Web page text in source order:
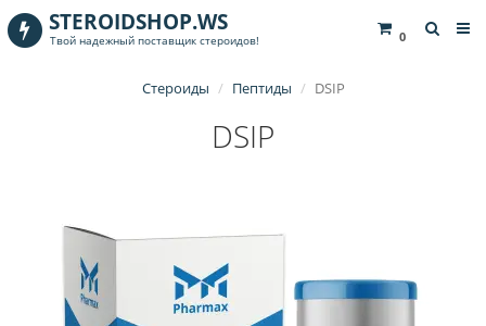
0
STEROIDSHOP.WS
Твой надежный поставщик стероидов!
Стероиды Пептиды DSIP
DSIP